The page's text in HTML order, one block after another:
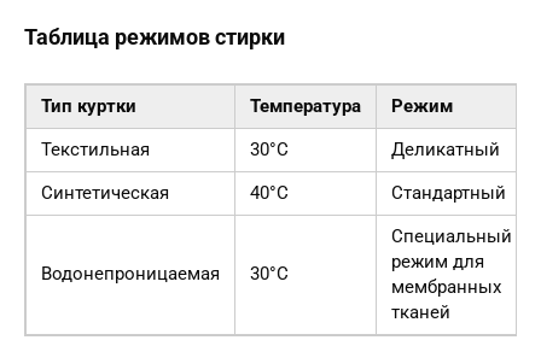
Таблица режимов стирки
Тип куртки Температура
Режим
Текстильная
30°C
Деликатный
Синтетическая
40°C Стандартный
Водонепроницаемая 30°C
Специальный
режим для
мембранных
тканей